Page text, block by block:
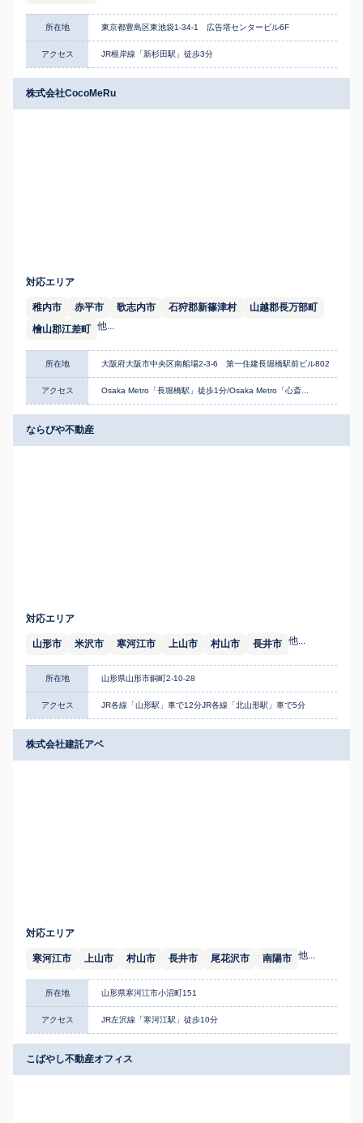
所在地 東京都豊島区東池袋1-34-1 広告塔センタービル6F
アクセス JR根岸線「新杉田駅」徒歩3分
株式会社CocoMeRu
対応エリア
稚内市 赤平市 歌志内市 石狩郡新篠津村
山越郡長万部町
檜山郡江差町 他...
所在地 大阪府大阪市中央区南船場2-3-6 第一住建長堀橋駅前ビル802
アクセス Osaka Metro「長堀橋駅」徒歩1分/Osaka Metro「心斎...
ならびや不動産
対応エリア
山形市 米沢市 寒河江市 上山市 村山市 長井市 他...
所在地 山形県山形市銅町2-10-28
アクセス JR各線「山形駅」車で12分JR各線「北山形駅」車で5分
株式会社建託アベ
対応エリア
寒河江市 上山市 村山市 長井市 尾花沢市 南陽市 他...
所在地 山形県寒河江市小沼町151
アクセス JR左沢線「寒河江駅」徒歩10分
こばやし不動産オフィス